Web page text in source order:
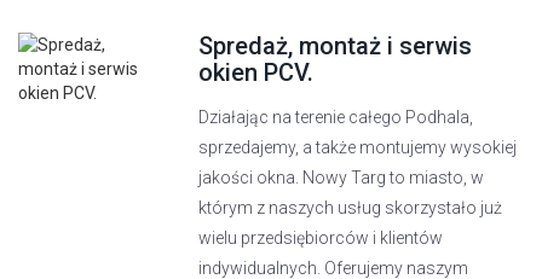
Spredaż, montaż i serwis
okien PCV.
Działając na terenie całego Podhala,
sprzedajemy, a także montujemy wysokiej
jakości okna. Nowy Targ to miasto, w
którym z naszych usług skorzystało już
wielu przedsiębiorców i klientów
indywidualnych. Oferujemy naszym